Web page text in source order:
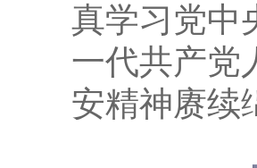
真学习党中
一代共产党
安精神赓续